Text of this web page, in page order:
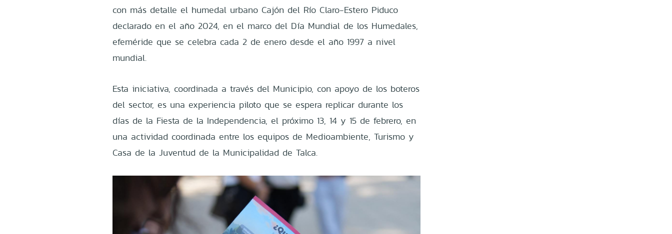
con más detalle el humedal urbano Cajón del Río Claro-Estero Piduco
declarado en el año 2024, en el marco del Día Mundial de los Humedales,
efeméride que se celebra cada 2 de enero desde el año 1997 a nivel
mundial.
Esta iniciativa, coordinada a través del Municipio, con apoyo de los boteros
del sector, es una experiencia piloto que se espera replicar durante los
días de la Fiesta de la Independencia, el próximo 13, 14 y 15 de febrero, en
una actividad coordinada entre los equipos de Medioambiente, Turismo y
Casa de la Juventud de la Municipalidad de Talca.